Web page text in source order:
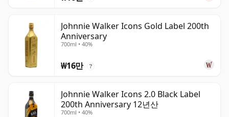
Johnnie Walker Icons Gold Label 200th
Anniversary
700ml • 40%
₩16만 ?
Johnnie Walker Icons 2.0 Black Label
200th Anniversary 12년산
700ml • 40%